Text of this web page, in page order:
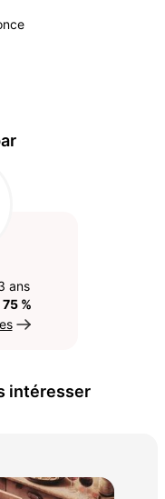
ans
75 %
intéresser